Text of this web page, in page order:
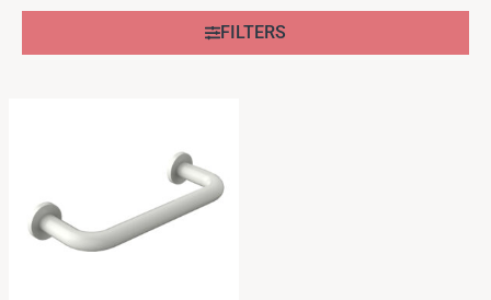
FILTERS